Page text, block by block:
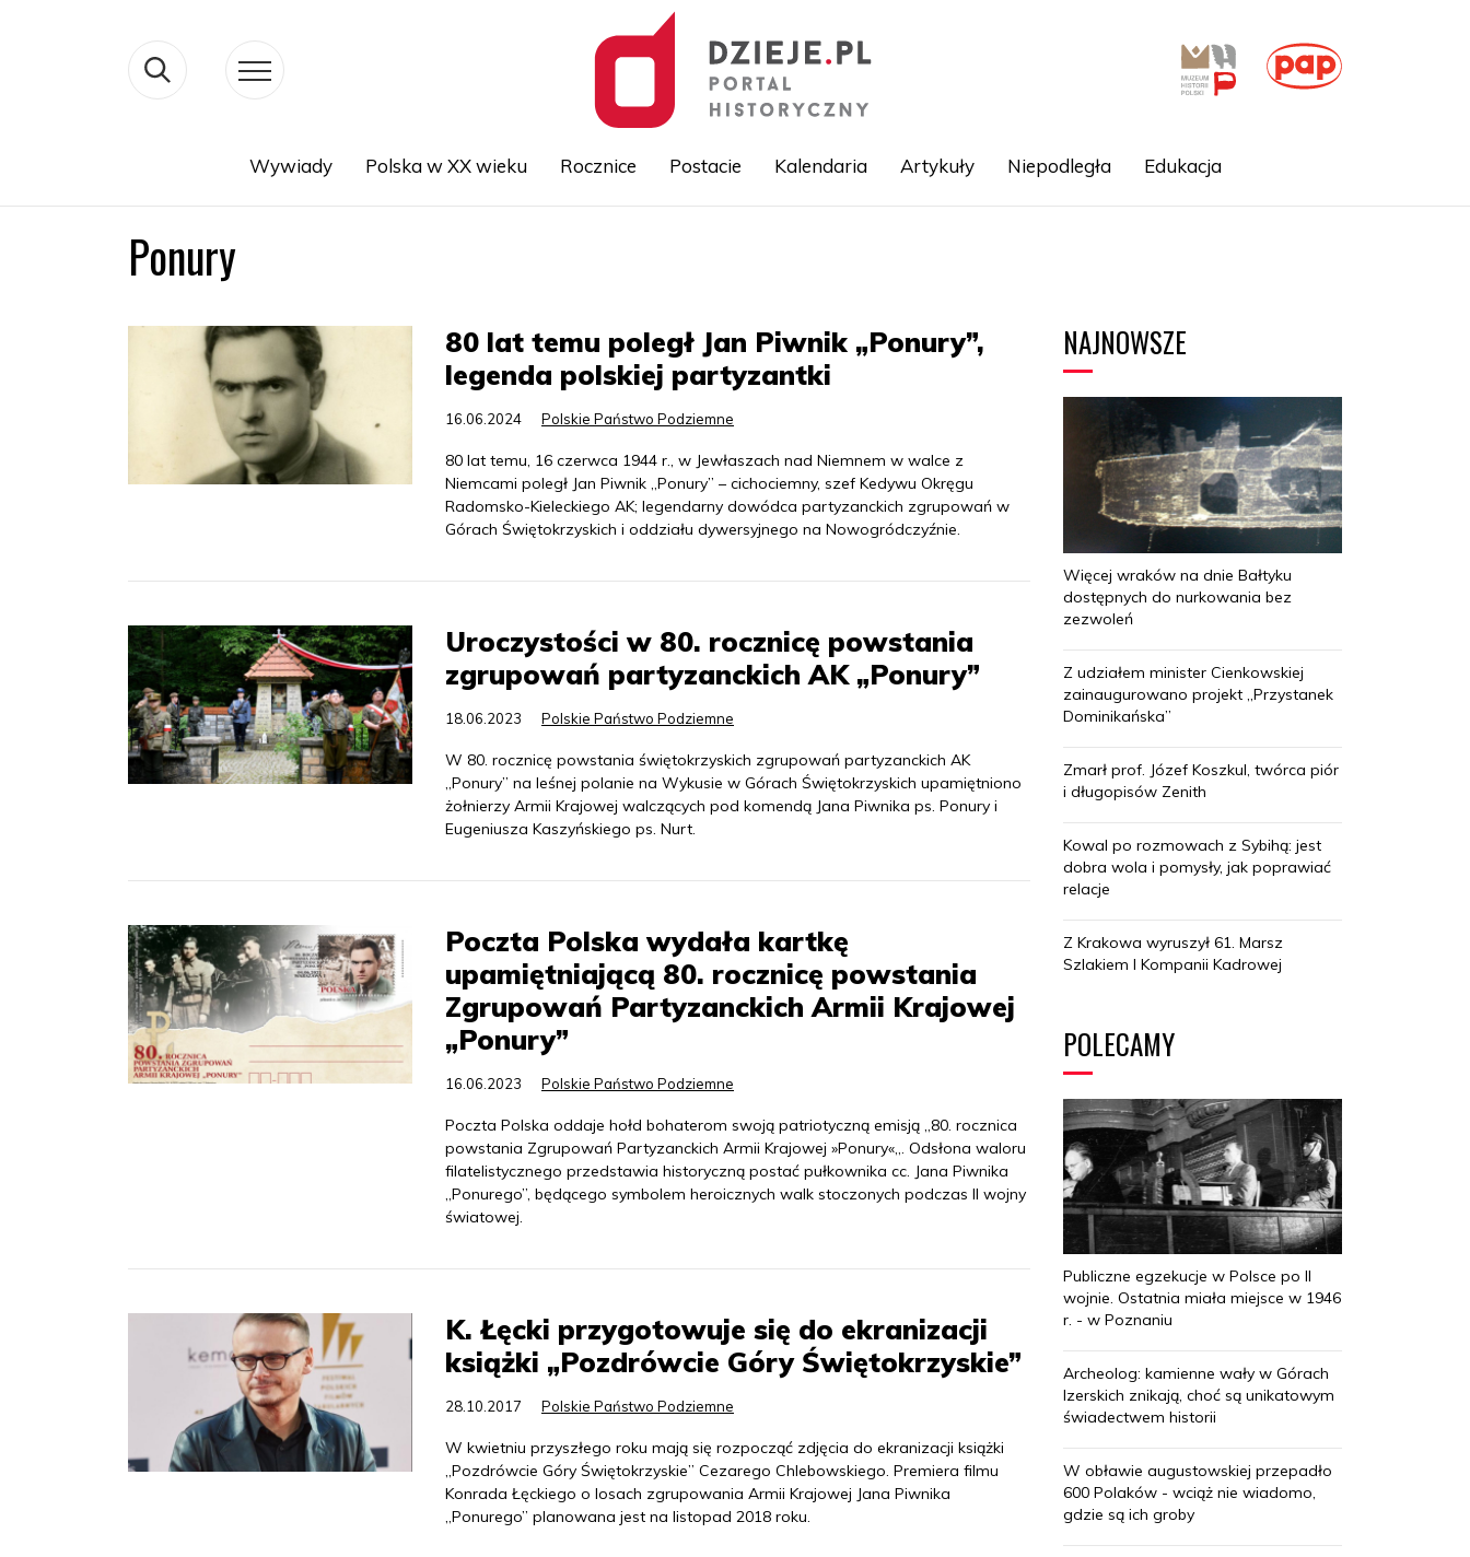
Wywiady Polska w XX wieku Rocznice Postacie Kalendaria Artykuły Niepodległa Edukacja
Ponury
80 lat temu poległ Jan Piwnik „Ponury”,
legenda polskiej partyzantki
16.06.2024 Polskie Państwo Podziemne
80 lat temu, 16 czerwca 1944 r., w Jewłaszach nad Niemnem w walce z
Niemcami poległ Jan Piwnik „Ponury” – cichociemny, szef Kedywu Okręgu
Radomsko-Kieleckiego AK; legendarny dowódca partyzanckich zgrupowań w
Górach Świętokrzyskich i oddziału dywersyjnego na Nowogródczyźnie.
Uroczystości w 80. rocznicę powstania
zgrupowań partyzanckich AK „Ponury”
18.06.2023 Polskie Państwo Podziemne
W 80. rocznicę powstania świętokrzyskich zgrupowań partyzanckich AK
„Ponury” na leśnej polanie na Wykusie w Górach Świętokrzyskich upamiętniono
żołnierzy Armii Krajowej walczących pod komendą Jana Piwnika ps. Ponury i
Eugeniusza Kaszyńskiego ps. Nurt.
Poczta Polska wydała kartkę
upamiętniającą 80. rocznicę powstania
Zgrupowań Partyzanckich Armii Krajowej
„Ponury”
16.06.2023 Polskie Państwo Podziemne
Poczta Polska oddaje hołd bohaterom swoją patriotyczną emisją „80. rocznica
powstania Zgrupowań Partyzanckich Armii Krajowej »Ponury«„. Odsłona waloru
filatelistycznego przedstawia historyczną postać pułkownika cc. Jana Piwnika
„Ponurego”, będącego symbolem heroicznych walk stoczonych podczas II wojny
światowej.
K. Łęcki przygotowuje się do ekranizacji
książki „Pozdrówcie Góry Świętokrzyskie”
28.10.2017 Polskie Państwo Podziemne
W kwietniu przyszłego roku mają się rozpocząć zdjęcia do ekranizacji książki
„Pozdrówcie Góry Świętokrzyskie” Cezarego Chlebowskiego. Premiera filmu
Konrada Łęckiego o losach zgrupowania Armii Krajowej Jana Piwnika
„Ponurego” planowana jest na listopad 2018 roku.
NAJNOWSZE
Więcej wraków na dnie Bałtyku
dostępnych do nurkowania bez
zezwoleń
Z udziałem minister Cienkowskiej
zainaugurowano projekt „Przystanek
Dominikańska”
Zmarł prof. Józef Koszkul, twórca piór
i długopisów Zenith
Kowal po rozmowach z Sybihą: jest
dobra wola i pomysły, jak poprawiać
relacje
Z Krakowa wyruszył 61. Marsz
Szlakiem I Kompanii Kadrowej
POLECAMY
Publiczne egzekucje w Polsce po II
wojnie. Ostatnia miała miejsce w 1946
r. - w Poznaniu
Archeolog: kamienne wały w Górach
Izerskich znikają, choć są unikatowym
świadectwem historii
W obławie augustowskiej przepadło
600 Polaków - wciąż nie wiadomo,
gdzie są ich groby